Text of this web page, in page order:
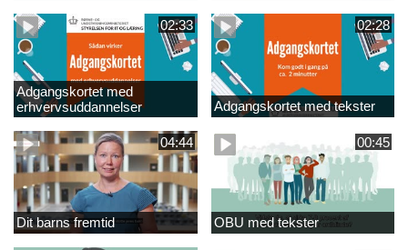
02:33
Adgangskortet med
erhvervsuddannelser
02:28
Adgangskortet med tekster
04:44
Dit barns fremtid
00:45
OBU med tekster